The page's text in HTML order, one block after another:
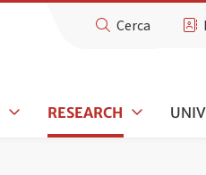
Cerca
RESEARCH